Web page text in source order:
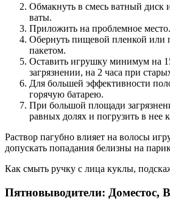
Обмакнуть в смесь ватный диск
ваты.
Приложить на проблемное место.
Обернуть пищевой пленкой или
пакетом.
Оставить игрушку минимум на
загрязнении, на 2 часа при
Для большей эффективности
горячую батарею.
При большой площади
равных долях и погрузить в нее
Раствор пагубно влияет на волосы
допускать попадания белизны на
Как смыть ручку с лица куклы,
Пятновыводители: Доместос,